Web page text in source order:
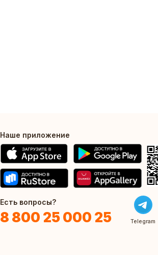
Наше приложение
Есть вопросы?
8 800 25 000 25 Telegram